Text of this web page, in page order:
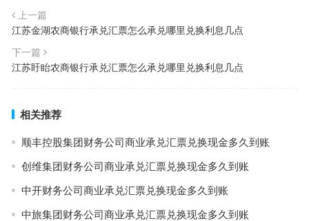
上一篇
江苏金湖农商银行承兑汇票怎么承兑哪里兑换利息几点
下一篇
江苏盱眙农商银行承兑汇票怎么承兑哪里兑换利息几点
相关推荐
顺丰控股集团财务公司商业承兑汇票兑换现金多久到账
创维集团财务公司商业承兑汇票兑换现金多久到账
中开财务公司商业承兑汇票兑换现金多久到账
中旅集团财务公司商业承兑汇票兑换现金多久到账